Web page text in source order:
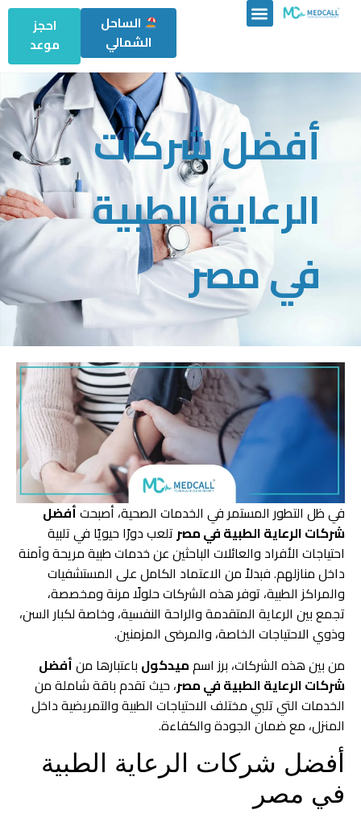
الساحل
الشمالي
احجز
موعد
أفضل شركات
الرعاية الطبية
في مصر
في ظل التطور المستمر في الخدمات الصحية، أصبحتأفضل
شركات الرعاية الطبية في مصر تلعب دورًا حيويًا في تلبية
احتياجات الأفراد والعائلات الباحثين عن خدمات طبية مريحة وآمنة
داخل منازلهم. فبدلاً من الاعتماد الكامل على المستشفيات
والمراكز الطبية، توفر هذه الشركات حلولًا مرنة ومخصصة،
تجمع بين الرعاية المتقدمة والراحة النفسية، وخاصة لكبار السن،
وذوي الاحتياجات الخاصة، والمرضى المزمنين.
من بين هذه الشركات، برز اسمميدكول باعتبارها منأفضل
شركات الرعاية الطبية في مصر، حيث تقدم باقة شاملة من
الخدمات التي تلبي مختلف الاحتياجات الطبية والتمريضية داخل
المنزل، مع ضمان الجودة والكفاءة.
أفضل شركات الرعاية الطبية
في مصر